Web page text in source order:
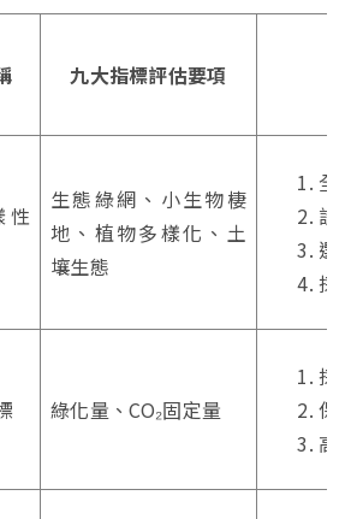
九大指標評估要項
性
生態綠網、小生物棲
地、植物多樣化、土
壤生態
全
設
選
採
綠化量、CO₂固定量
採
保
高